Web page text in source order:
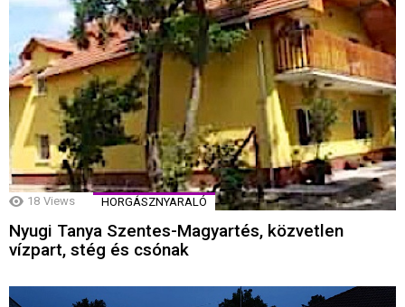
18 Views HORGÁSZNYARALÓ
Nyugi Tanya Szentes-Magyartés, közvetlen
vízpart, stég és csónak